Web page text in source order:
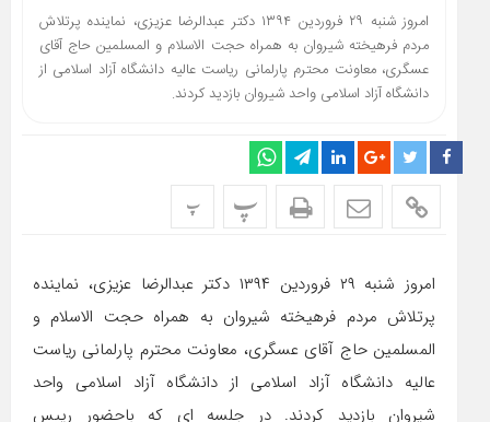
امروز شنبه ۲۹ فروردین ۱۳۹۴ دکتر عبدالرضا عزیزی، نماینده پرتلاش
مردم فرهیخته شیروان به همراه حجت الاسلام و المسلمین حاج آقای
عسگری، معاونت محترم پارلمانی ریاست عالیه دانشگاه آزاد اسلامی از
دانشگاه آزاد اسلامی واحد شیروان بازدید کردند.
پ پ
امروز شنبه ۲۹ فروردین ۱۳۹۴ دکتر عبدالرضا عزیزی، نماینده
پرتلاش مردم فرهیخته شیروان به همراه حجت الاسلام و
المسلمین حاج آقای عسگری، معاونت محترم پارلمانی ریاست
عالیه دانشگاه آزاد اسلامی از دانشگاه آزاد اسلامی واحد
شیروان بازدید کردند. در جلسه ای که باحضور رییس